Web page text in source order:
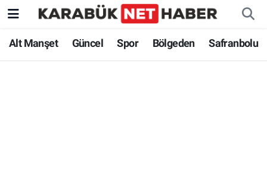
Alt Manşet Güncel Spor Bölgeden Safranbolu